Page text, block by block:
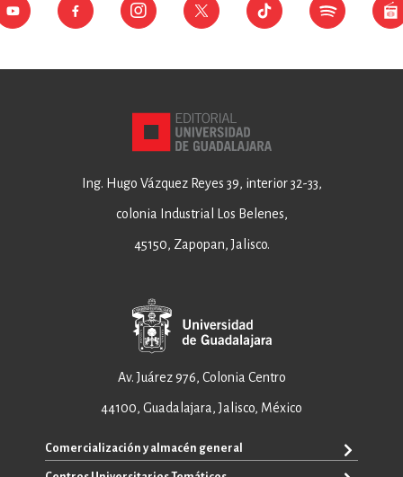
Ing. Hugo Vázquez Reyes 39, interior 32-33,
colonia Industrial Los Belenes,
45150, Zapopan, Jalisco.
Av. Juárez 976, Colonia Centro
44100, Guadalajara, Jalisco, México
Comercialización y almacén general